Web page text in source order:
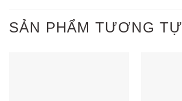
SẢN PHẨM TƯƠNG TỰ